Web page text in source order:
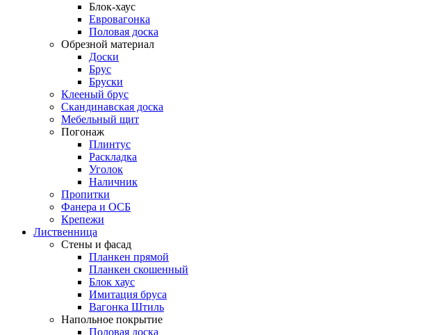
Блок-хаус
Евровагонка
Половая доска
Обрезной материал
Доски
Брус
Бруски
Клееный брус
Скандинавская доска
Мебельный щит
Погонаж
Плинтус
Раскладка
Уголок
Наличник
Пропитки
Фанера и ОСБ
Крепежи
Лиственница
Стены и фасад
Планкен прямой
Планкен скошенный
Блок хаус
Имитация бруса
Вагонка Штиль
Напольное покрытие
Половая доска